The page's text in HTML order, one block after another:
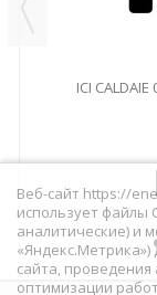
ICI
Веб-сайт https://
использует файлы
аналитические) и
«Яндекс.Метрика»)
сайта, проведения
оптимизации